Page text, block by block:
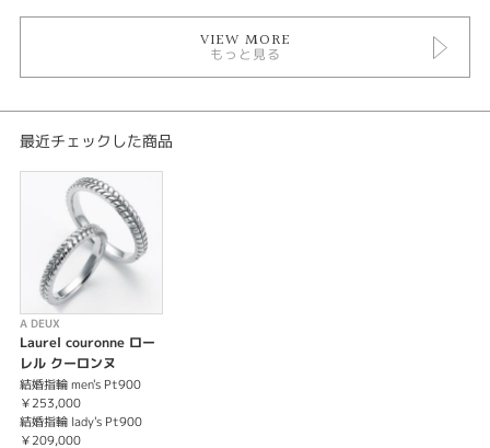
VIEW MORE
もっと見る
最近チェックした商品
A DEUX
Laurel couronne ロー
レル クーロンヌ
結婚指輪 men's Pt900
￥253,000
結婚指輪 lady's Pt900
￥209,000